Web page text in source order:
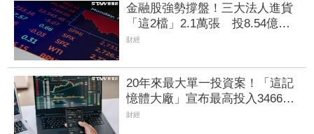
金融股強勢撐盤！三大法人進貨
「這2檔」2.1萬張 投8.54億元
連12日進場三商壽
財經
20年來最大單一投資案！「這記
憶體大廠」宣布最高投入3466億
元擴產 第二季合併財報出爐
財經